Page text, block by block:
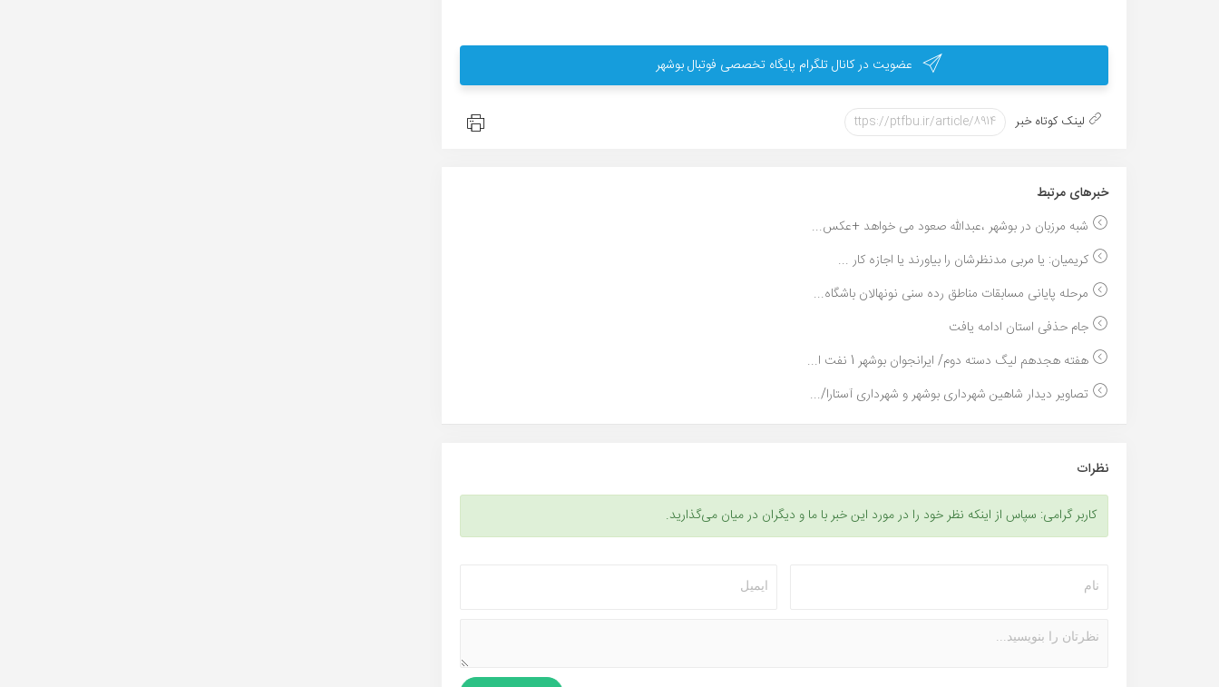
عضویت در کانال تلگرام پایگاه تخصصی فوتبال بوشهر
لینک کوتاه خبر
خبر‌های مرتبط
شبه مرزبان در بوشهر ،عبدالله صعود می خواهد +عکس...
کریمیان: یا مربی مدنظرشان را بیاورند یا اجازه کار ...
مرحله پایانی مسابقات مناطق رده سنی نونهالان باشگاه...
جام حذفی استان ادامه یافت
هفته هجدهم لیگ دسته دوم/ ایرانجوان بوشهر 1 نفت ا...
تصاویر دیدار شاهین شهرداری بوشهر و شهرداری آستارا/...
نظرات
کاربر گرامی: سپاس از اینکه نظر خود را در مورد این خبر با ما و دیگران در میان می‌گذارید.